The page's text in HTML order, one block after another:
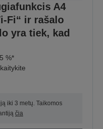
A4
Fi“ ir rašalo
yra tiek, kad
%*
iki 3 metų. Taikomos
čia